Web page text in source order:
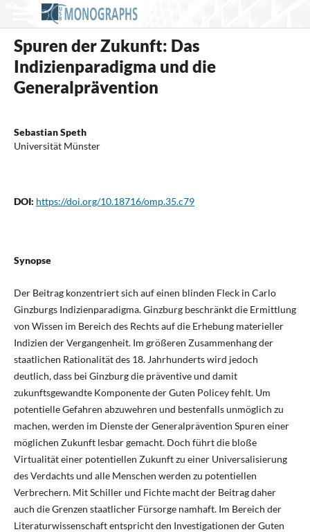
Spuren der Zukunft: Das
Indizienparadigma und die
Generalprävention
Sebastian Speth
Universität Münster
DOI: https://doi.org/10.18716/omp.35.c79
Synopse
Der Beitrag konzentriert sich auf einen blinden Fleck in Carlo
Ginzburgs Indizienparadigma. Ginzburg beschränkt die Ermittlung
von Wissen im Bereich des Rechts auf die Erhebung materieller
Indizien der Vergangenheit. Im größeren Zusammenhang der
staatlichen Rationalität des 18. Jahrhunderts wird jedoch
deutlich, dass bei Ginzburg die präventive und damit
zukunftsgewandte Komponente der Guten Policey fehlt. Um
potentielle Gefahren abzuwehren und bestenfalls unmöglich zu
machen, werden im Dienste der Generalprävention Spuren einer
möglichen Zukunft lesbar gemacht. Doch führt die bloße
Virtualität einer potentiellen Zukunft zu einer Universalisierung
des Verdachts und alle Menschen werden zu potentiellen
Verbrechern. Mit Schiller und Fichte macht der Beitrag daher
auch die Grenzen staatlicher Fürsorge namhaft. Im Bereich der
Literaturwissenschaft entspricht den Investigationen der Guten